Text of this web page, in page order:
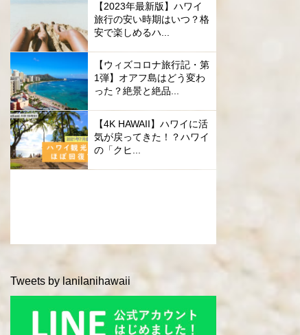
【2023年最新版】ハワイ
旅行の安い時期はいつ？格
安で楽しめるハ...
【ウィズコロナ旅行記・第
1弾】オアフ島はどう変わ
った？絶景と絶品...
【4K HAWAII】ハワイに活
気が戻ってきた！？ハワイ
の「クヒ...
Tweets by lanilanihawaii